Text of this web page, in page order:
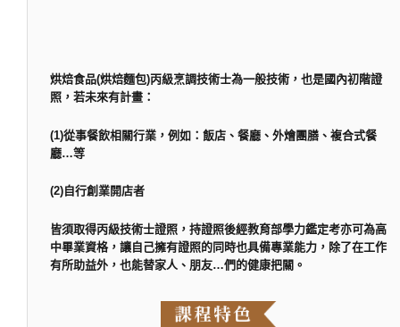
烘焙食品(烘焙麵包)丙級烹調技術士為一般技術，也是國內初階證
照，若未來有計畫：
(1)從事餐飲相關行業，例如：飯店、餐廳、外燴團膳、複合式餐
廳…等
(2)自行創業開店者
皆須取得丙級技術士證照，持證照後經教育部學力鑑定考亦可為高
中畢業資格，讓自己擁有證照的同時也具備專業能力，除了在工作
有所助益外，也能替家人、朋友…們的健康把關。